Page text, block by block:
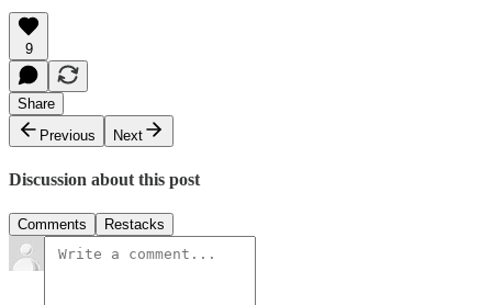
9
Share
Previous
Next
Discussion about this post
Comments Restacks